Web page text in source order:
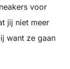
voor
jij niet meer
want ze gaan